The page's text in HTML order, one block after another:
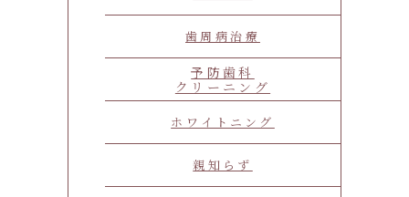
歯周病治療
予防歯科
クリーニング
ホワイトニング
親知らず